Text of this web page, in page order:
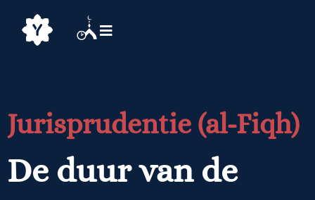
Jurisprudentie (al-Fiqh)
De duur van de